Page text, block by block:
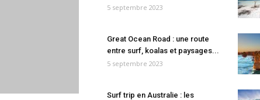
5 septembre 2023
Great Ocean Road : une route
entre surf, koalas et paysages...
5 septembre 2023
Surf trip en Australie : les